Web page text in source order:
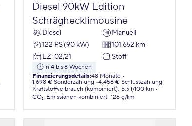
Diesel 90kW Edition
Schräghecklimousine
Diesel
Manuell
122 PS (90 kW)
101.652 km
EZ: 02/21 Stoff
in 4 bis 8 Wochen
Finanzierungsdetails:48 Monate
1.698 € Sonderzahlung 4.458 € Schlusszahlung
Kraftstoffverbrauch (kombiniert): 5,5 l/100 km
CO₂-Emissionen kombiniert: 126 g/km